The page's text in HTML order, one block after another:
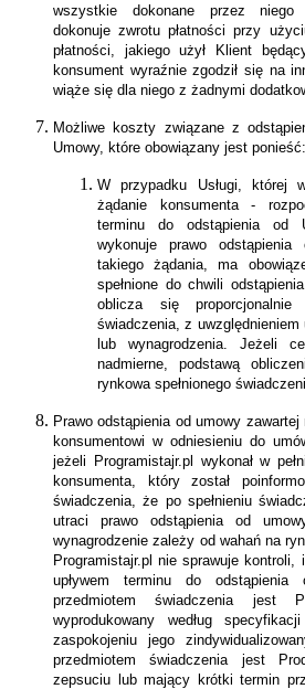
wszystkie dokonane przez niego
dokonuje zwrotu płatności przy
płatności, jakiego użył Klient
konsument wyraźnie zgodził się na
wiąże się dla niego z żadnymi
Możliwe koszty związane z
Umowy, które obowiązany jest ponieść:
W przypadku Usługi, której
żądanie konsumenta -
terminu do odstąpienia od
wykonuje prawo
takiego żądania, ma
spełnione do chwili
oblicza się proporcjonalnie
świadczenia, z
lub wynagrodzenia. Jeżeli
nadmierne, podstawą
rynkowa spełnionego
Prawo odstąpienia od umowy zawartej
konsumentowi w odniesieniu do
jeżeli Programistajr.pl wykonał w
konsumenta, który został
świadczenia, że po spełnieniu
utraci prawo odstąpienia od
wynagrodzenie zależy od wahań na
Programistajr.pl nie sprawuje
upływem terminu do
przedmiotem świadczenia jest
wyprodukowany według
zaspokojeniu jego
przedmiotem świadczenia jest
zepsuciu lub mający krótki termin